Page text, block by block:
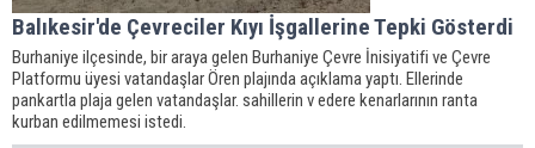
Balıkesir'de Çevreciler Kıyı İşgallerine Tepki Gösterdi
Burhaniye ilçesinde, bir araya gelen Burhaniye Çevre İnisiyatifi ve Çevre
Platformu üyesi vatandaşlar Ören plajında açıklama yaptı. Ellerinde
pankartla plaja gelen vatandaşlar. sahillerin v edere kenarlarının ranta
kurban edilmemesi istedi.